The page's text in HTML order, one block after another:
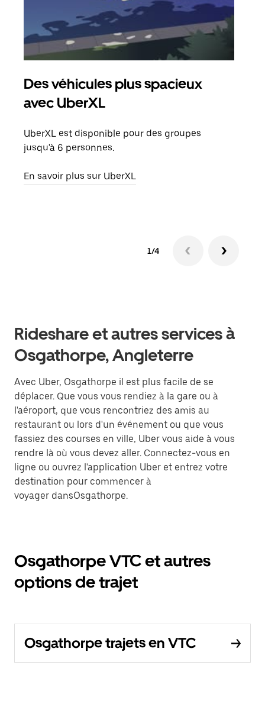
Des véhicules plus spacieux
avec UberXL
UberXL est disponible pour des groupes
jusqu'à 6 personnes.
En savoir plus sur UberXL
1/4
Rideshare et autres services à
Osgathorpe, Angleterre
Avec Uber, Osgathorpe il est plus facile de se
déplacer. Que vous vous rendiez à la gare ou à
l'aéroport, que vous rencontriez des amis au
restaurant ou lors d'un événement ou que vous
fassiez des courses en ville, Uber vous aide à vous
rendre là où vous devez aller. Connectez-vous en
ligne ou ouvrez l'application Uber et entrez votre
destination pour commencer à
voyager dansOsgathorpe.
Osgathorpe VTC et autres
options de trajet
Osgathorpe trajets en VTC